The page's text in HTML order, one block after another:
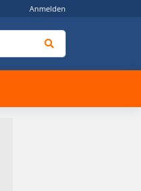
Anmelden